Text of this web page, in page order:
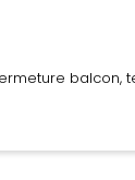
balcon,